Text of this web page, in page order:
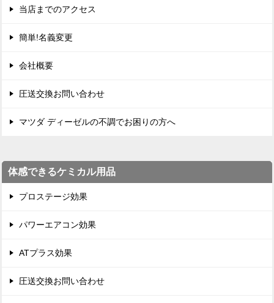
当店までのアクセス
簡単!名義変更
会社概要
圧送交換お問い合わせ
マツダ ディーゼルの不調でお困りの方へ
体感できるケミカル用品
プロステージ効果
パワーエアコン効果
ATプラス効果
圧送交換お問い合わせ